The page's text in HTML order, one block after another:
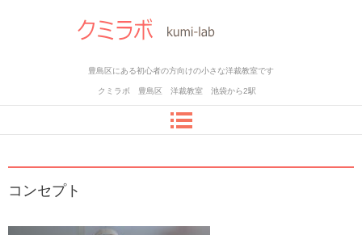
豊島区にある初心者の方向けの小さな洋裁教室です
クミラボ 豊島区 洋裁教室 池袋から2駅
コンセプト